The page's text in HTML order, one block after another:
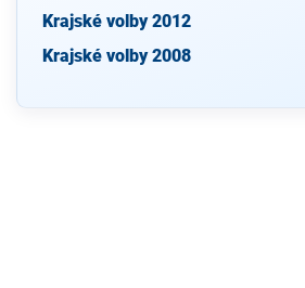
Krajské volby 2012
Krajské volby 2008